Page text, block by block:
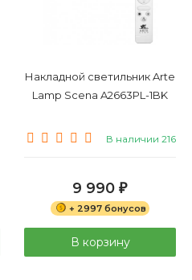
Накладной светильник Arte
Lamp Scena A2663PL-1BK
В наличии 216
9 990 ₽
+ 2997 бонусов
В корзину